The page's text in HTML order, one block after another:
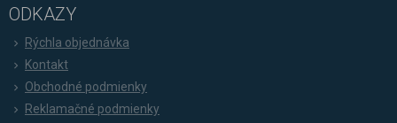
ODKAZY
Rýchla objednávka
Kontakt
Obchodné podmienky
Reklamačné podmienky